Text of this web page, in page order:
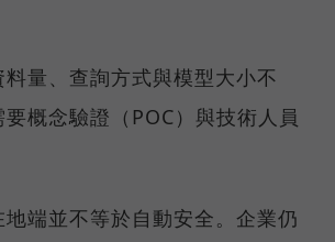
量、查詢方式與模型大小不
概念驗證（POC）與技術人員
端並不等於自動安全。企業仍